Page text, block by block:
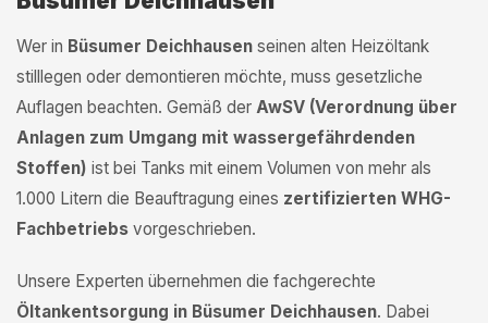
Wer in Büsumer Deichhausen seinen alten Heizöltank
stilllegen oder demontieren möchte, muss gesetzliche
Auflagen beachten. Gemäß der AwSV (Verordnung über
Anlagen zum Umgang mit wassergefährdenden
Stoffen) ist bei Tanks mit einem Volumen von mehr als
1.000 Litern die Beauftragung eines zertifizierten WHG-
Fachbetriebs vorgeschrieben.
Unsere Experten übernehmen die fachgerechte
Öltankentsorgung in Büsumer Deichhausen. Dabei